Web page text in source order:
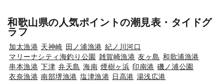
和歌山県の人気ポイントの潮見表・タイドグ
ラフ
加太漁港 天神崎 田ノ浦漁港 紀ノ川河口
マリーナシティ海釣り公園 雑賀崎漁港 友ヶ島 和歌浦漁港
串本漁港 下津 弁天島 海南 煙樹ヶ浜 印南港 磯ノ浦公園
衣奈漁港 南部堺漁港 塩津漁港 日高港 湯浅広港